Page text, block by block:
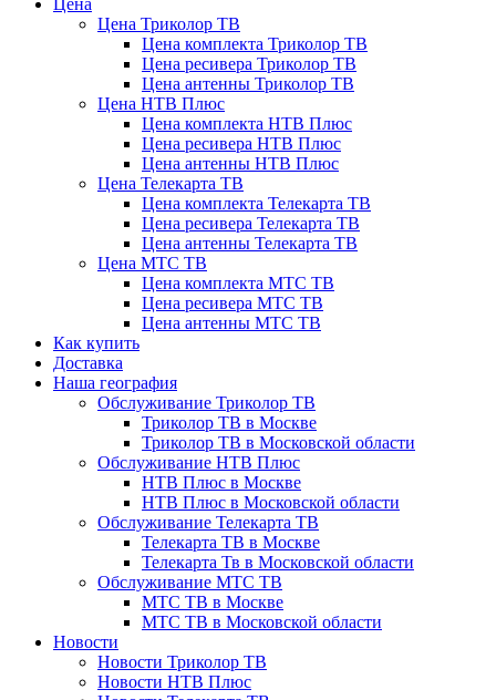
Цена
Цена Триколор ТВ
Цена комплекта Триколор ТВ
Цена ресивера Триколор ТВ
Цена антенны Триколор ТВ
Цена НТВ Плюс
Цена комплекта НТВ Плюс
Цена ресивера НТВ Плюс
Цена антенны НТВ Плюс
Цена Телекарта ТВ
Цена комплекта Телекарта ТВ
Цена ресивера Телекарта ТВ
Цена антенны Телекарта ТВ
Цена МТС ТВ
Цена комплекта МТС ТВ
Цена ресивера МТС ТВ
Цена антенны МТС ТВ
Как купить
Доставка
Наша география
Обслуживание Триколор ТВ
Триколор ТВ в Москве
Триколор ТВ в Московской области
Обслуживание НТВ Плюс
НТВ Плюс в Москве
НТВ Плюс в Московской области
Обслуживание Телекарта ТВ
Телекарта ТВ в Москве
Телекарта Тв в Московской области
Обслуживание МТС ТВ
МТС ТВ в Москве
МТС ТВ в Московской области
Новости
Новости Триколор ТВ
Новости НТВ Плюс